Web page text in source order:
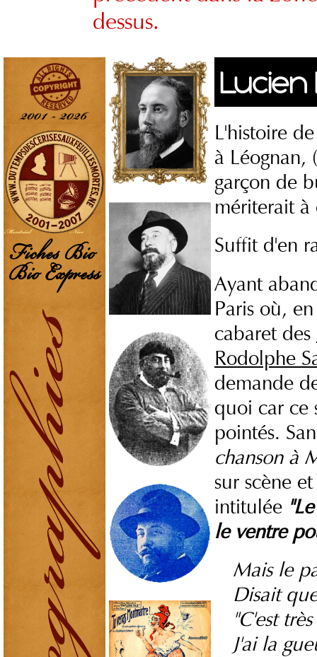
dessus.
Lucien
L'histoire
à
garçon de
mériterait à
Suffit d'en
Ayant
Paris où,
cabaret des
Rodolphe
demande
quoi car ce
pointés.
chanson à
sur scène
intitulée
le ventre
Mais le
Disait
"C'est
J'ai la